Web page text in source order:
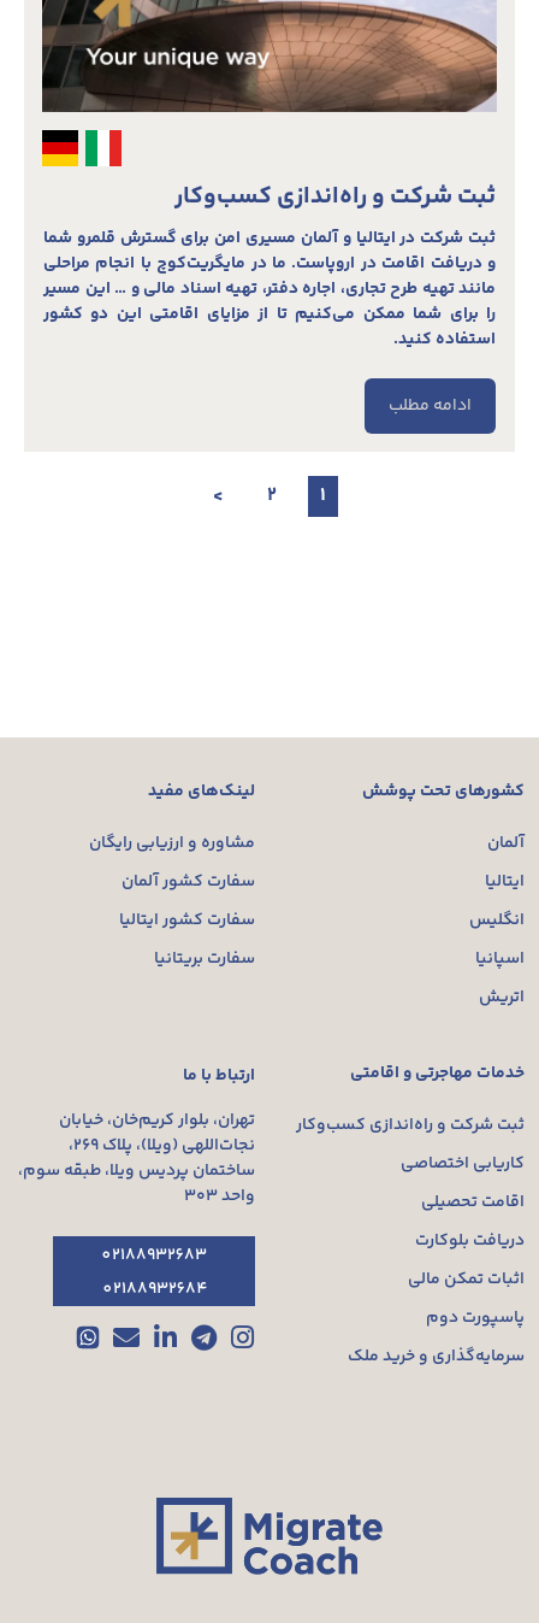
ثبت شرکت و راه‌اندازی کسب‌وکار
ثبت شرکت در ایتالیا و آلمان مسیری امن برای گسترش قلمرو شما
و دریافت اقامت در اروپاست. ما در مایگریت‌کوچ با انجام مراحلی
مانند تهیه طرح تجاری، اجاره دفتر، تهیه اسناد مالی و … این مسیر
را برای شما ممکن می‌کنیم تا از مزایای اقامتی این دو کشور
استفاده کنید.
ادامه مطلب
کشورهای تحت پوشش
آلمان
ایتالیا
انگلیس
اسپانیا
اتریش
لینک‌های مفید
مشاوره و ارزیابی رایگان
سفارت کشور آلمان
سفارت کشور ایتالیا
سفارت بریتانیا
خدمات مهاجرتی و اقامتی
ثبت شرکت و راه‌اندازی کسب‌وکار
کاریابی اختصاصی
اقامت تحصیلی
دریافت بلوکارت
اثبات تمکن مالی
پاسپورت دوم
سرمایه‌گذاری و خرید ملک
ارتباط با ما
تهران، بلوار کریم‌خان، خیابان
نجات‌اللهی (ویلا)، پلاک ۲۶۹،
ساختمان پردیس ویلا، طبقه سوم،
واحد ۳۰۳
02188932683
02188932684